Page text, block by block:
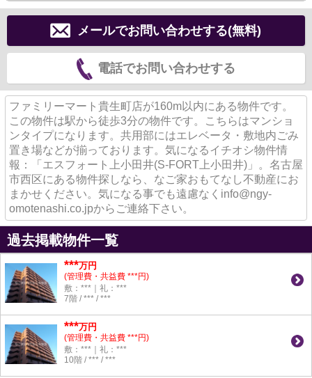
メールでお問い合わせする(無料)
電話でお問い合わせする
ファミリーマート貴生町店が160m以内にある物件です。
この物件は駅から徒歩3分の物件です。こちらはマンショ
ンタイプになります。共用部にはエレベータ・敷地内ごみ
置き場などが揃っております。気になるイチオシ物件情
報：「エスフォート上小田井(S-FORT上小田井)」。名古屋
市西区にある物件探しなら、なご家おもてなし不動産にお
まかせください。気になる事でも遠慮なくinfo@ngy-
omotenashi.co.jpからご連絡下さい。
過去掲載物件一覧
***万円
(管理費・共益費 ***円)
敷：***｜礼：***
7階 / *** / ***
***万円
(管理費・共益費 ***円)
敷：***｜礼：***
10階 / *** / ***